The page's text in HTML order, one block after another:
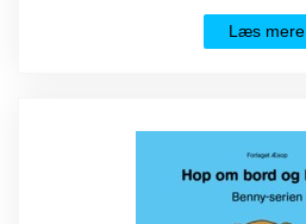
Læs mere